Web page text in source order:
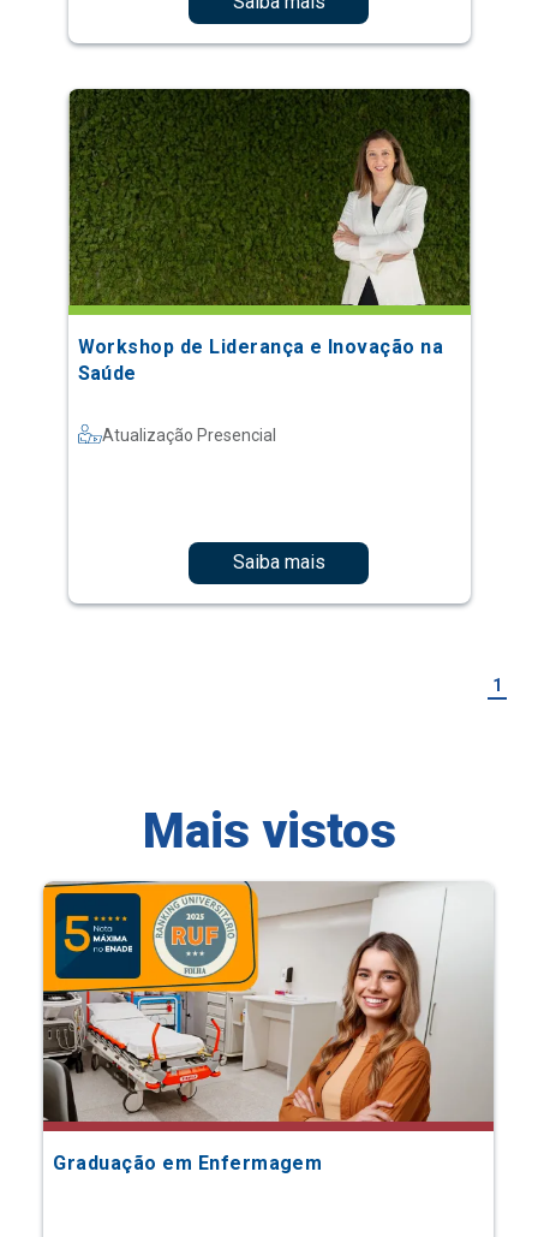
Workshop de Liderança e Inovação na
Saúde
Atualização Presencial
Saiba mais
1
Mais vistos
Graduação em Enfermagem